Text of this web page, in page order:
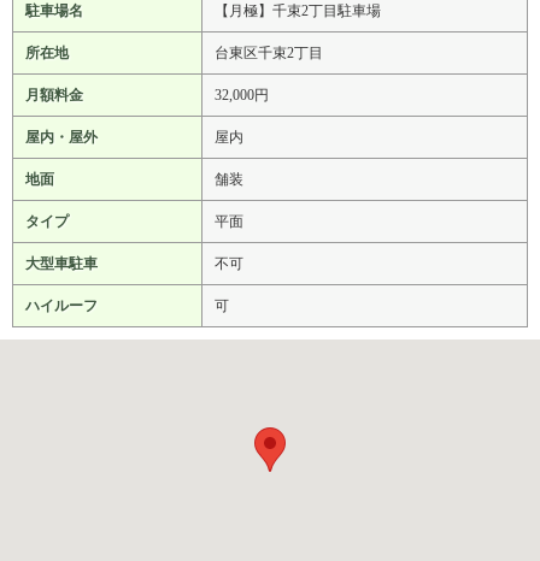
駐車場名 【月極】千束2丁目駐車場
所在地 台東区千束2丁目
月額料金 32,000円
屋内・屋外 屋内
地面 舗装
タイプ 平面
大型車駐車 不可
ハイルーフ 可